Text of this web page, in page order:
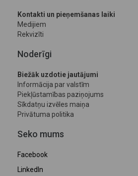
Kontakti un pieņemšanas laiki
Medijiem
Rekvizīti
Noderīgi
Biežāk uzdotie jautājumi
Informācija par valstīm
Piekļūstamības paziņojums
Sīkdatņu izvēles maiņa
Privātuma politika
Seko mums
Facebook
LinkedIn